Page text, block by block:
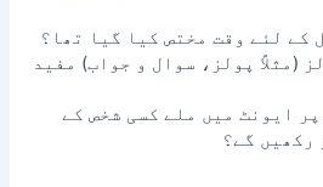
کے لئے وقت مختص کیا گیا تھا؟
(مثلاً پولز، سوال و جواب) مفید
ایونٹ میں ملے کسی شخص کے
رکھیں گے؟